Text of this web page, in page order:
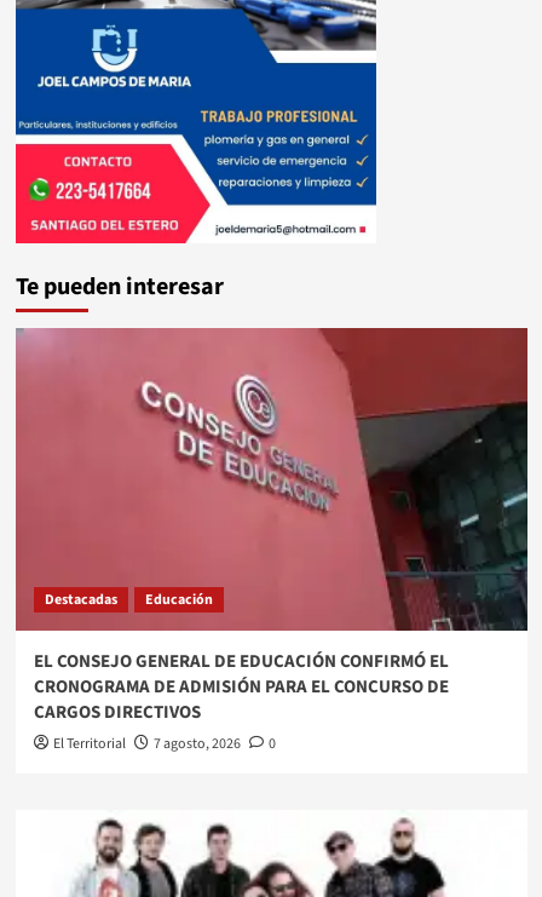
Te pueden interesar
Destacadas Educación
EL CONSEJO GENERAL DE EDUCACIÓN CONFIRMÓ EL
CRONOGRAMA DE ADMISIÓN PARA EL CONCURSO DE
CARGOS DIRECTIVOS
El Territorial 7 agosto, 2026 0